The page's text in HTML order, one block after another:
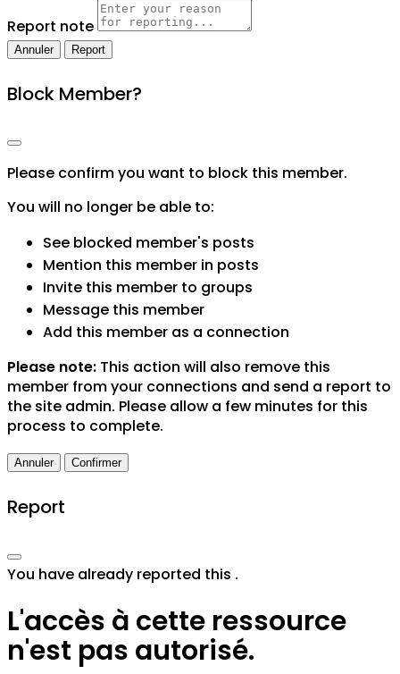
Report note
Report
Block Member?
Please confirm you want to block this member.
You will no longer be able to:
See blocked member's posts
Mention this member in posts
Invite this member to groups
Message this member
Add this member as a connection
Please note: This action will also remove this
member from your connections and send a report to
the site admin. Please allow a few minutes for this
process to complete.
Confirmer
Report
You have already reported this .
L'accès à cette ressource
n'est pas autorisé.